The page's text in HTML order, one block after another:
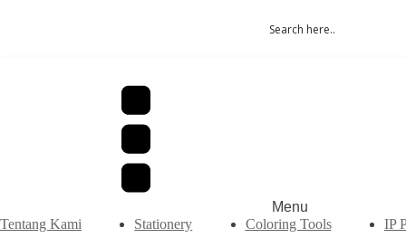
Menu
Tentang Kami
Stationery Coloring Tools IP